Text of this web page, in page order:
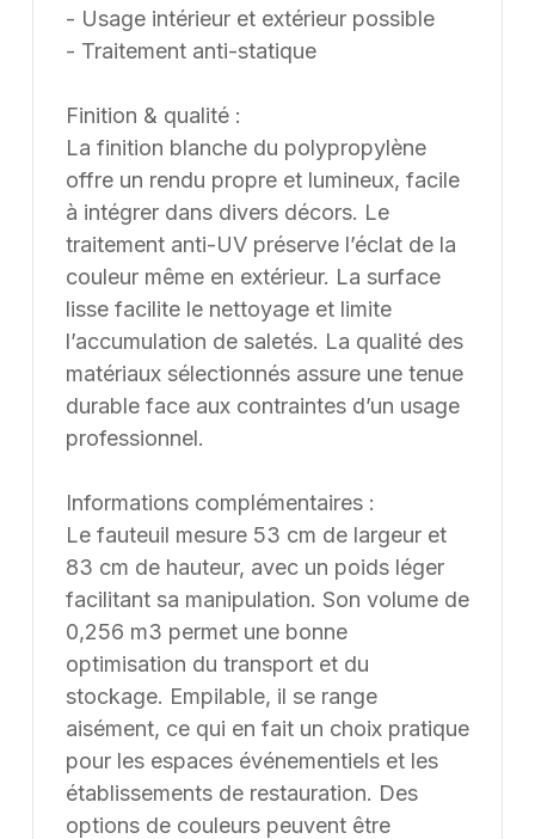
- Usage intérieur et extérieur possible
- Traitement anti-statique
Finition & qualité :
La finition blanche du polypropylène
offre un rendu propre et lumineux, facile
à intégrer dans divers décors. Le
traitement anti-UV préserve l’éclat de la
couleur même en extérieur. La surface
lisse facilite le nettoyage et limite
l’accumulation de saletés. La qualité des
matériaux sélectionnés assure une tenue
durable face aux contraintes d’un usage
professionnel.
Informations complémentaires :
Le fauteuil mesure 53 cm de largeur et
83 cm de hauteur, avec un poids léger
facilitant sa manipulation. Son volume de
0,256 m3 permet une bonne
optimisation du transport et du
stockage. Empilable, il se range
aisément, ce qui en fait un choix pratique
pour les espaces événementiels et les
établissements de restauration. Des
options de couleurs peuvent être